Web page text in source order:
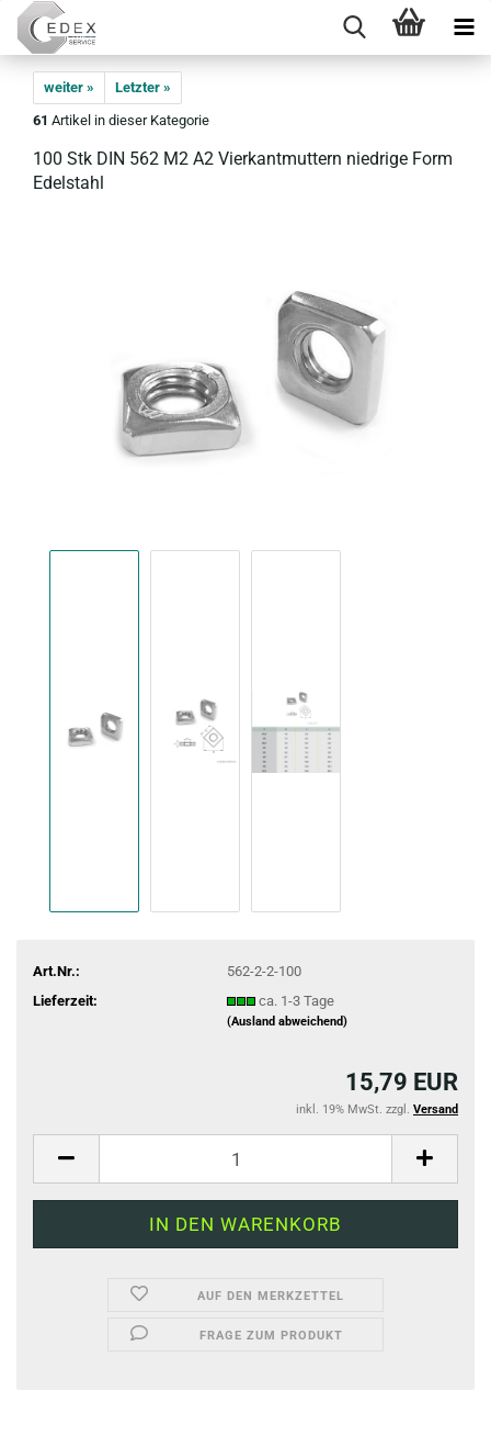
weiter »
Letzter »
61 Artikel in dieser Kategorie
100 Stk DIN 562 M2 A2 Vier­kant­mut­tern nied­ri­ge Form
Edel­stahl
Art.Nr.:
562-2-2-100
Lieferzeit:
ca. 1-3 Tage
(Ausland abweichend)
15,79 EUR
inkl. 19% MwSt. zzgl. Versand
AUF DEN MERKZETTEL
FRAGE ZUM PRODUKT